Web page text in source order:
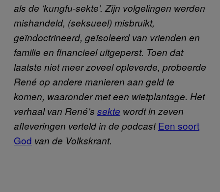
als de ‘kungfu-sekte’. Zijn volgelingen werden
mishandeld, (seksueel) misbruikt,
geïndoctrineerd, geïsoleerd van vrienden en
familie en financieel uitgeperst. Toen dat
laatste niet meer zoveel opleverde, probeerde
René op andere manieren aan geld te
komen, waaronder met een wietplantage. Het
verhaal van René’s sekte wordt in zeven
afleveringen verteld in de podcastEen soort
God van de Volkskrant.